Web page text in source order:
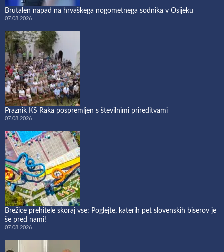
Brutalen napad na hrvaškega nogometnega sodnika v Osijeku
07.08.2026
Praznik KS Raka pospremljen s številnimi prireditvami
07.08.2026
Brežice prehitele skoraj vse: Poglejte, katerih pet slovenskih biserov je
še pred nami!
07.08.2026